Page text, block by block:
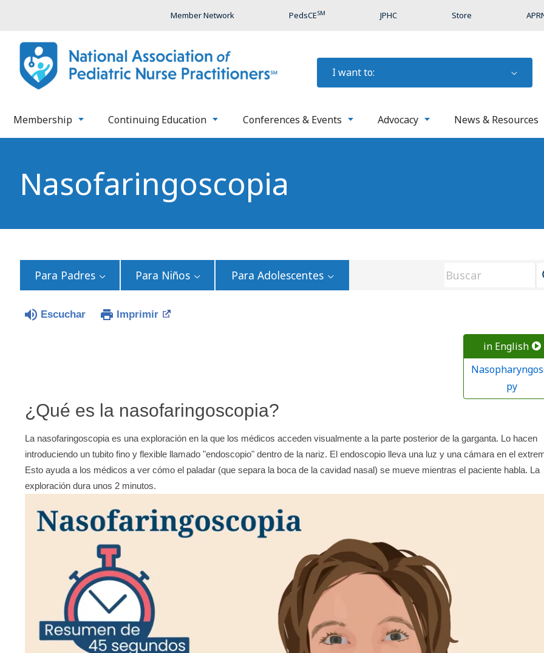
Member Network PedsCESM JPHC Store
I want to:
Membership Continuing Education Conferences & Events Advocacy News & Resources
Nasofaringoscopia
Para Padres Para Niños Para Adolescentes
Escuchar Imprimir
in English
py
¿Qué es la nasofaringoscopia?
La nasofaringoscopia es una exploración en la que los médicos acceden visualmente a la parte posterior de la garganta. Lo hacen
introduciendo un tubito fino y flexible llamado "endoscopio" dentro de la nariz. El endoscopio lleva una luz y una cámara en el
Esto ayuda a los médicos a ver cómo el paladar (que separa la boca de la cavidad nasal) se mueve mientras el paciente habla. La
exploración dura unos 2 minutos.